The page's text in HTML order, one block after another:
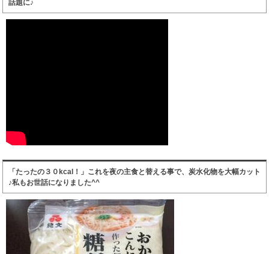
話題に♪
「たったの３０kcal！」これを夜の主食と替える事で、炭水化物を大幅カット
♪私もお世話になりました^^